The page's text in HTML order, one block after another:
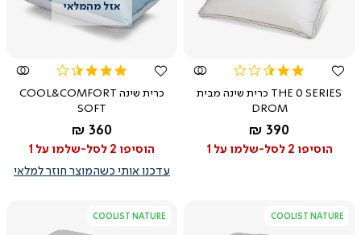
מהירה
2.5
rating
THE 0 SERIES כרית שינה מבית
DROM
החל מ-
390 ₪
הוסיפו 2 לסל-שלמו על 1
צפייה
מהירה
rating
כרית שינה COOL&COMFORT
SOFT
החל מ-
360 ₪
הוסיפו 2 לסל-שלמו על 1
עדכנו אותי כשהמוצר חוזר למלאי
COOLIST NATURE
COOLIST NATURE